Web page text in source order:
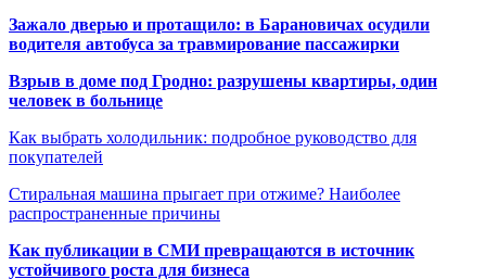
Зажало дверью и протащило: в Барановичах осудили
водителя автобуса за травмирование пассажирки
Взрыв в доме под Гродно: разрушены квартиры, один
человек в больнице
Как выбрать холодильник: подробное руководство для
покупателей
Стиральная машина прыгает при отжиме? Наиболее
распространенные причины
Как публикации в СМИ превращаются в источник
устойчивого роста для бизнеса